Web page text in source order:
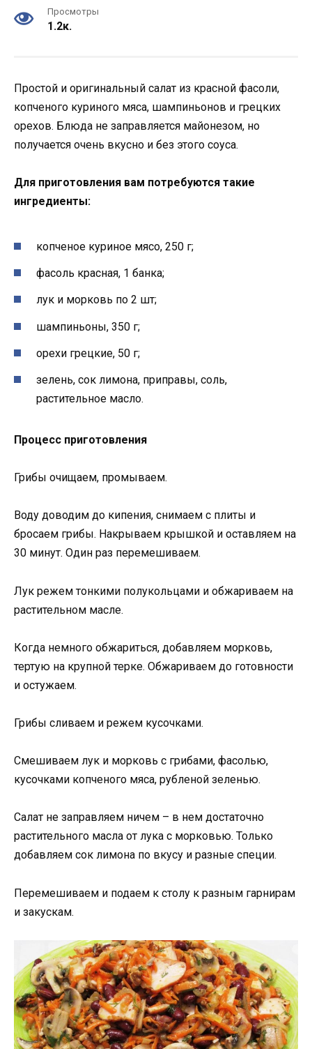
Просмотры
1.2к.
Простой и оригинальный салат из красной фасоли,
копченого куриного мяса, шампиньонов и грецких
орехов. Блюда не заправляется майонезом, но
получается очень вкусно и без этого соуса.
Для приготовления вам потребуются такие
ингредиенты:
копченое куриное мясо, 250 г;
фасоль красная, 1 банка;
лук и морковь по 2 шт;
шампиньоны, 350 г;
орехи грецкие, 50 г;
зелень, сок лимона, приправы, соль,
растительное масло.
Процесс приготовления
Грибы очищаем, промываем.
Воду доводим до кипения, снимаем с плиты и
бросаем грибы. Накрываем крышкой и оставляем на
30 минут. Один раз перемешиваем.
Лук режем тонкими полукольцами и обжариваем на
растительном масле.
Когда немного обжариться, добавляем морковь,
тертую на крупной терке. Обжариваем до готовности
и остужаем.
Грибы сливаем и режем кусочками.
Смешиваем лук и морковь с грибами, фасолью,
кусочками копченого мяса, рубленой зеленью.
Салат не заправляем ничем – в нем достаточно
растительного масла от лука с морковью. Только
добавляем сок лимона по вкусу и разные специи.
Перемешиваем и подаем к столу к разным гарнирам
и закускам.